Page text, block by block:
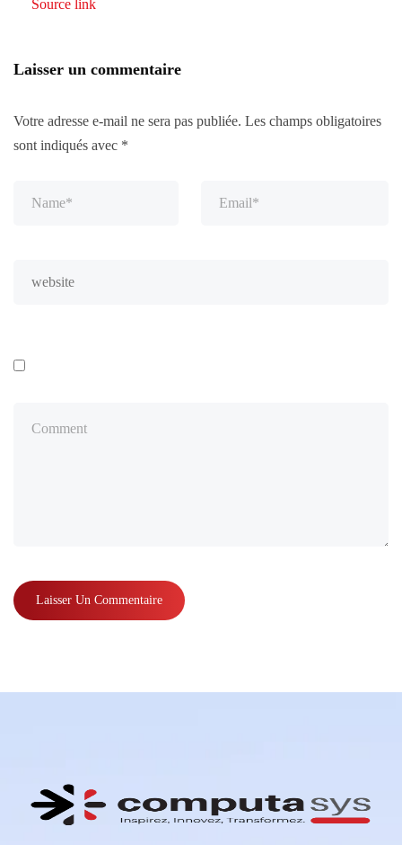
Source link
Laisser un commentaire
Votre adresse e-mail ne sera pas publiée. Les champs obligatoires
sont indiqués avec *